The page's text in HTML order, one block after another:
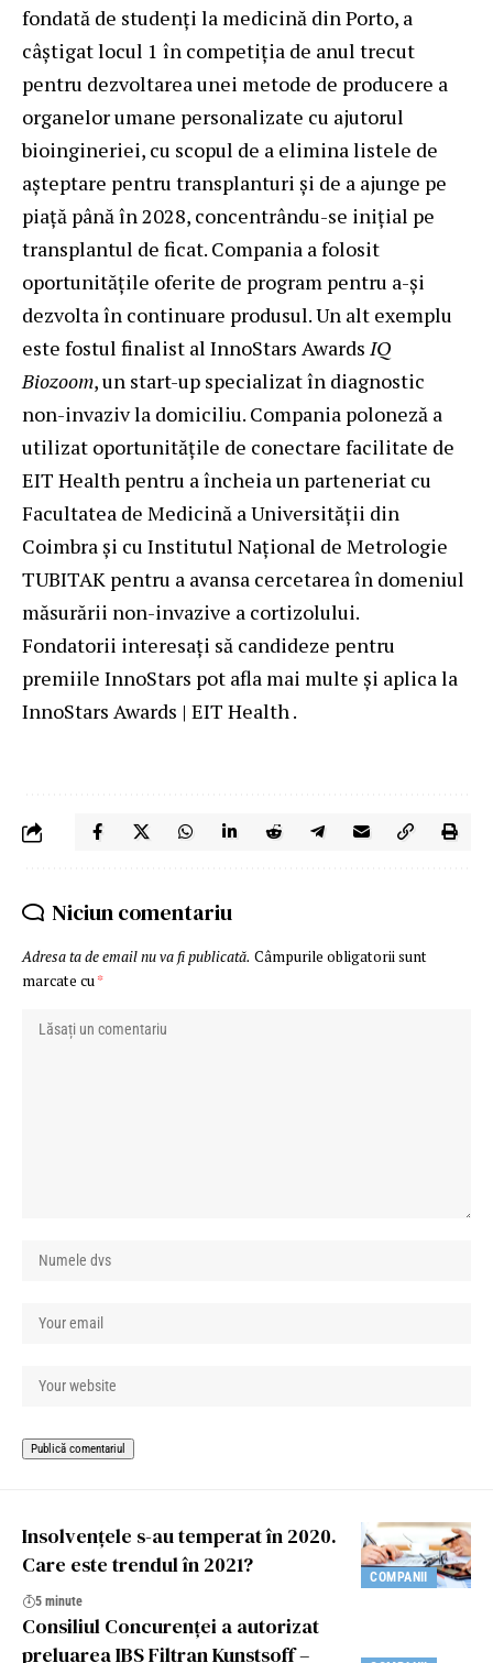
fondată de studenți la medicină din Porto, a
câștigat locul 1 în competiția de anul trecut
pentru dezvoltarea unei metode de producere a
organelor umane personalizate cu ajutorul
bioingineriei, cu scopul de a elimina listele de
așteptare pentru transplanturi și de a ajunge pe
piață până în 2028, concentrându-se inițial pe
transplantul de ficat. Compania a folosit
oportunitățile oferite de program pentru a-și
dezvolta în continuare produsul. Un alt exemplu
este fostul finalist al InnoStars Awards IQ
Biozoom, un start-up specializat în diagnostic
non-invaziv la domiciliu. Compania poloneză a
utilizat oportunitățile de conectare facilitate de
EIT Health pentru a încheia un parteneriat cu
Facultatea de Medicină a Universității din
Coimbra și cu Institutul Național de Metrologie
TUBITAK pentru a avansa cercetarea în domeniul
măsurării non-invazive a cortizolului.
Fondatorii interesați să candideze pentru
premiile InnoStars pot afla mai multe și aplica la
InnoStars Awards | EIT Health.
Niciun comentariu
Adresa ta de email nu va fi publicată. Câmpurile obligatorii sunt
marcate cu*
COMPANII
Insolvențele s-au temperat în 2020.
Care este trendul în 2021?
5 minute
Consiliul Concurenţei a autorizat
preluarea IBS Filtran Kunstsoff –